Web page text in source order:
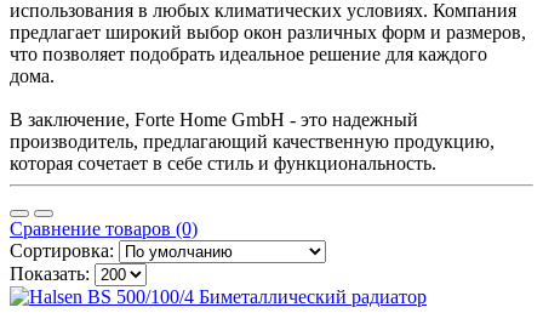
использования в любых климатических условиях. Компания
предлагает широкий выбор окон различных форм и размеров,
что позволяет подобрать идеальное решение для каждого
дома.
В заключение, Forte Home GmbH - это надежный
производитель, предлагающий качественную продукцию,
которая сочетает в себе стиль и функциональность.
Сравнение товаров (0)
Сортировка:
Показать: